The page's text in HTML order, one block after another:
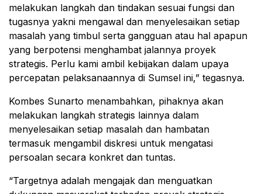
melakukan langkah dan tindakan sesuai fungsi dan
tugasnya yakni mengawal dan menyelesaikan setiap
masalah yang timbul serta gangguan atau hal apapun
yang berpotensi menghambat jalannya proyek
strategis. Perlu kami ambil kebijakan dalam upaya
percepatan pelaksanaannya di Sumsel ini,” tegasnya.
Kombes Sunarto menambahkan, pihaknya akan
melakukan langkah strategis lainnya dalam
menyelesaikan setiap masalah dan hambatan
termasuk mengambil diskresi untuk mengatasi
persoalan secara konkret dan tuntas.
“Targetnya adalah mengajak dan menguatkan